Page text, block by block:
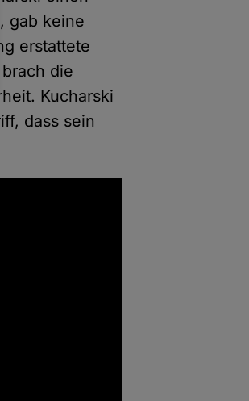
gab keine
erstattete
die
Kucharski
dass sein